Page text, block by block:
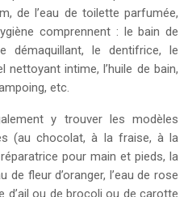
de l’eau de toilette parfumée,
comprennent : le bain de
démaquillant, le dentifrice, le
intime, l’huile de bain,
etc.
y trouver les modèles
(au chocolat, à la fraise, à la
pour main et pieds, la
de fleur d’oranger, l’eau de rose
d’ail ou de brocoli ou de carotte